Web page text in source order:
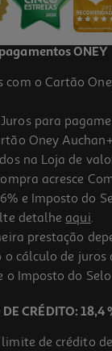
4.8
Qilive Q.6868 30cm
ONEY
com o Cartão
para
Oney
na Loja de
acresce
e Imposto do
detalhe aqui.
prestação
cálculo de juros
o Imposto do
CRÉDITO: 18,4
de crédito